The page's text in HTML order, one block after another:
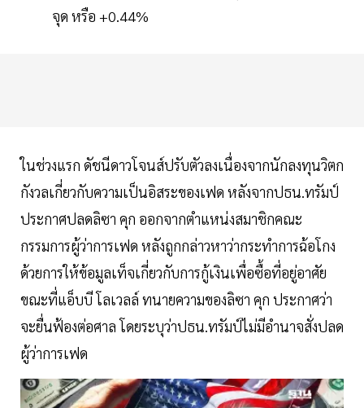
จุด หรือ +0.44%
ในช่วงแรก ดัชนีดาวโจนส์ปรับตัวลงเนื่องจากนักลงทุนวิตก
กังวลเกี่ยวกับความเป็นอิสระของเฟด หลังจากปธน.ทรัมป์
ประกาศปลดลิซา คุก ออกจากตำแหน่งสมาชิกคณะ
กรรมการผู้ว่าการเฟด หลังถูกกล่าวหาว่ากระทำการฉ้อโกง
ด้วยการให้ข้อมูลเท็จเกี่ยวกับการกู้เงินเพื่อซื้อที่อยู่อาศัย
ขณะที่แอ็บบี โลเวลล์ ทนายความของลิซา คุก ประกาศว่า
จะยื่นฟ้องต่อศาล โดยระบุว่าปธน.ทรัมป์ไม่มีอำนาจสั่งปลด
ผู้ว่าการเฟด